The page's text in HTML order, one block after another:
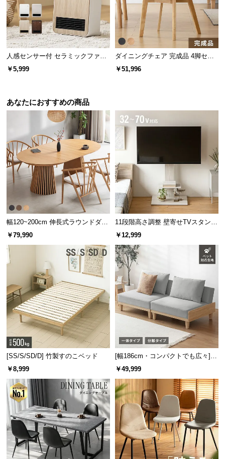
入
経
路
に
つ
て
返
品・
ン
セ
ル
に
い
て
保
て
会
規
約
い
て
客
日用品から小物まで除菌可能
メガネやマスクなどの日用品から小さなアクセサリ
使用可能
・メガネ、マスク
・スマホ、イヤホン
・貴金属（指輪・ネックレス・イヤ
リングなど）
・腕時計 など
使用不可
・紫外線の影響を受ける宝石
・入れ歯
・コンタクトレンズ など
※詳細は取扱説明書をご確認ください。
まとめて除菌できる大容量サイズ
小物をまとめて除菌できる大容量サイズ。ゆったり
とした内寸で、スマホやマスクなども入れることが
できます。
人感センサー付 セラミックファン
ヒーター スタイリッシュモデル
￥5,999
ダイニングチェア 完成品 4脚セッ
ト
￥51,996
あなたにおすすめの商品
幅120~200cm 伸長式ラウンドダイ
ニングテーブル 6人掛け 天然木突
￥79,990
11段階高さ調整 壁寄せTVスタンド
キャスター付き 上下左右角度調節
￥12,999
[SS/S/SD/D] 竹製すのこベッド
￥8,999
[幅186cm・コンパクトでも広々] 3
人掛けソファベッド リクライニン
￥49,999